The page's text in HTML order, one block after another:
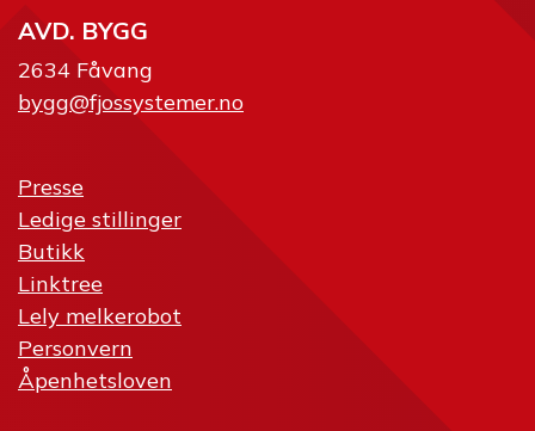
AVD. BYGG
2634 Fåvang
bygg@fjossystemer.no
Presse
Ledige stillinger
Butikk
Linktree
Lely melkerobot
Personvern
Åpenhetsloven